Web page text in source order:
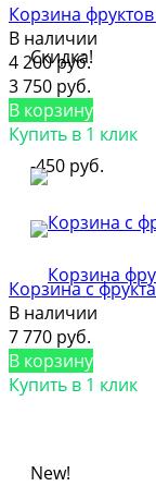
Скидка!
-450 руб.
Корзина
В наличии
4 200 руб.
3 750 руб.
В корзину
Купить в 1 клик
Корзина с
В наличии
7 770 руб.
В корзину
Купить в 1 клик
New!